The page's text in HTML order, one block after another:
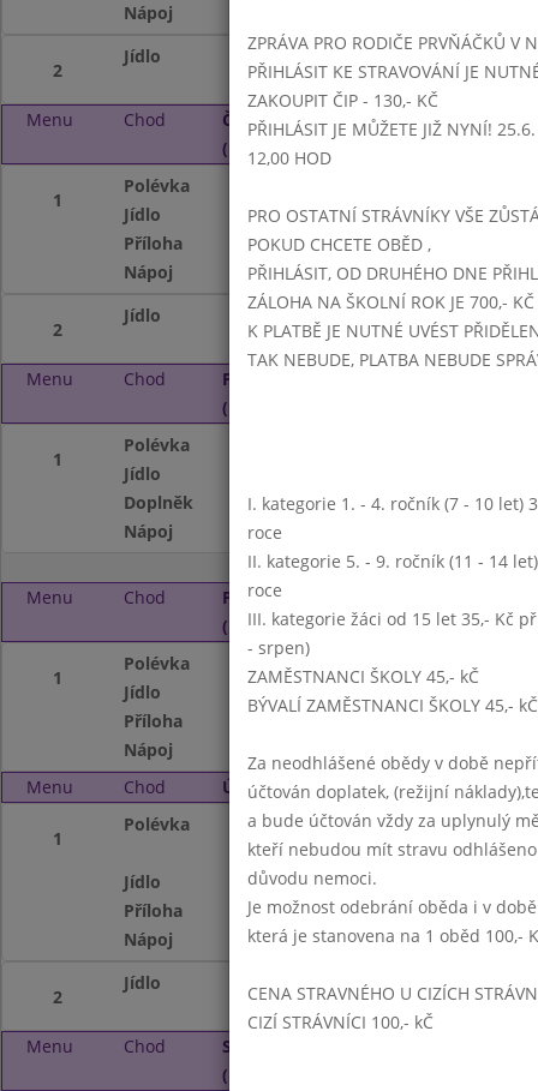
Nápoj
2
Jídlo Pohádka mládí s
Menu Chod
Čtvrtek 2. 10. 2025
(11:15 - 14:00)
1
Polévka
Jídlo
Zeleninové rizoto
Příloha
BAR - dle
Nápoj
Mléko, nápojový
2
Jídlo Pstruh na
Menu Chod
Pátek 3. 10. 2025
(11:15 - 14:00)
1
Polévka
Jídlo
Doplněk
Ovoce
Nápoj
Menu Chod
Pondělí 6. 10. 2025
(11:15 - 14:00)
1
Polévka
Polévka
Jídlo
Smažené
Příloha
BAR - dle
Nápoj
Menu
Chod Úterý 7. 10. 2025 (11:15 - 14:00)
1
Polévka
Boršč (kyselé
maso)
Jídlo
Příloha
BAR - dle
Nápoj
Ochucená voda
2
Jídlo Bulgurové rizoto
Menu Chod
Středa 8. 10. 2025
(11:15 - 14:00)
ZPRÁVA PRO RODIČE PRVŇÁČKŮ V
PŘIHLÁSIT KE STRAVOVÁNÍ JE
ZAKOUPIT ČIP - 130,- KČ
PŘIHLÁSIT JE MŮŽETE JIŽ NYNÍ!
12,00 HOD
PRO OSTATNÍ STRÁVNÍKY VŠE
POKUD CHCETE OBĚD ,
PŘIHLÁSIT, OD DRUHÉHO DNE
ZÁLOHA NA ŠKOLNÍ ROK JE 700,- KČ
K PLATBĚ JE NUTNÉ UVÉST
TAK NEBUDE, PLATBA NEBUDE
I. kategorie 1. - 4. ročník (7 - 10
roce
II. kategorie 5. - 9. ročník (11 - 14
roce
III. kategorie žáci od 15 let 35,- Kč
- srpen)
ZAMĚSTNANCI ŠKOLY 45,- kČ
BÝVALÍ ZAMĚSTNANCI ŠKOLY 45,- kČ
Za neodhlášené obědy v době
účtován doplatek, (režijní
a bude účtován vždy za uplynulý
kteří nebudou mít stravu
důvodu nemoci.
Je možnost odebrání oběda i v
která je stanovena na 1 oběd 100,-
CENA STRAVNÉHO U CIZÍCH
CIZÍ STRÁVNÍCI 100,- kČ